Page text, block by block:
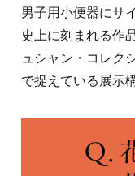
男子用小便器にサ
史上に刻まれる作
ュシャン・コレク
で捉えている展示